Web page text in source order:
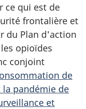
ce qui est de
frontalière et
du Plan d'action
opioïdes
conjoint
de
pandémie de
et